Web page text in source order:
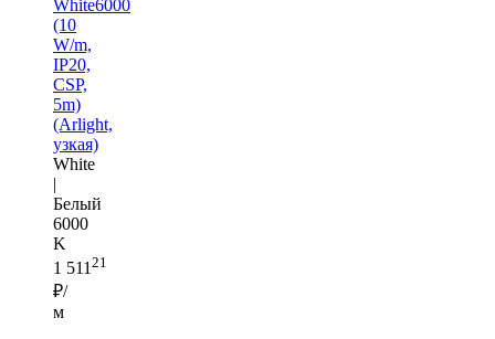
White6000
(10
W/m,
IP20,
CSP,
5m)
(Arlight,
узкая)
White
|
Белый
6000
K
1 511 21
₽/
м